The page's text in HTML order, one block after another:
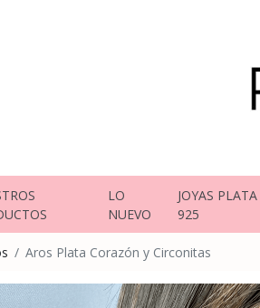
LO
NUEVO
JOYAS PLATA
925
Aros Plata Corazón y Circonitas